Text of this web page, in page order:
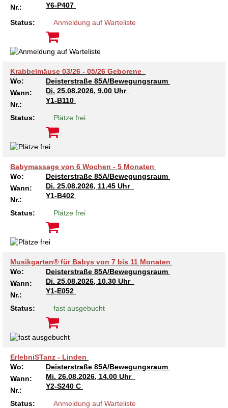
Nr.:
Y6-P407
Status: Anmeldung auf Warteliste
Krabbelmäuse 03/26 - 05/26 Geborene
Wo:
Deisterstraße 85A/Bewegungsraum
Wann:
Di. 25.08.2026, 9.00 Uhr
Nr.:
Y1-B110
Status: Plätze frei
Babymassage von 6 Wochen - 5 Monaten
Wo:
Deisterstraße 85A/Bewegungsraum
Wann:
Di. 25.08.2026, 11.45 Uhr
Nr.:
Y1-B402
Status: Plätze frei
Musikgarten® für Babys von 7 bis 11 Monaten
Wo:
Deisterstraße 85A/Bewegungsraum
Wann:
Di. 25.08.2026, 10.30 Uhr
Nr.:
Y1-E052
Status: fast ausgebucht
ErlebniSTanz - Linden
Wo:
Deisterstraße 85A/Bewegungsraum
Wann:
Mi. 26.08.2026, 14.00 Uhr
Nr.:
Y2-S240 C
Status: Anmeldung auf Warteliste